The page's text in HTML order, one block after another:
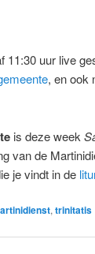
uur live
, en ook
is deze week
van de
je vindt in de
, trinitatis